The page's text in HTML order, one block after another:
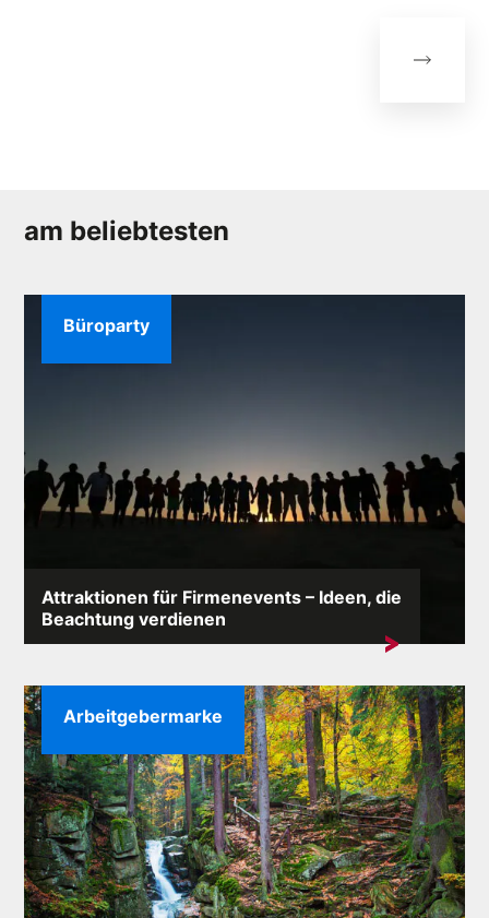
am beliebtesten
Attraktionen für Firmenevents – Ideen, die
Beachtung verdienen
Während des Firmenevents darf der Unterhaltungsteil
Büroparty
Arbeitgebermarke